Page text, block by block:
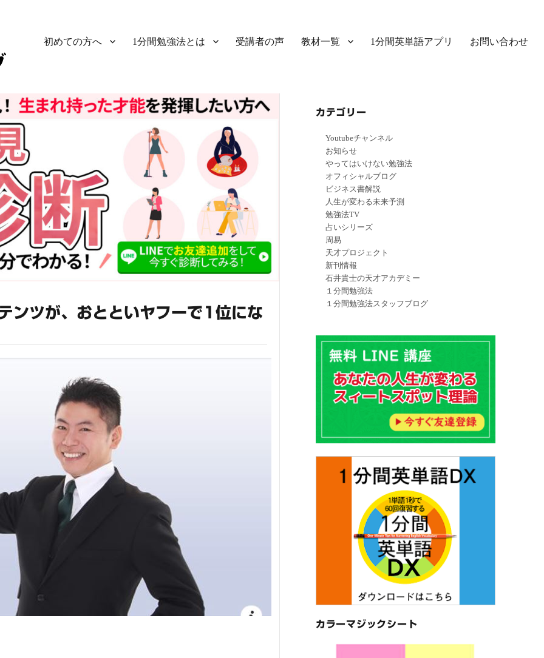
初めての方へ 1分間勉強法とは 受講者の声 教材一覧 1分間英単語アプリ お問い合わせ
ンツが、おとといヤフーで1位にな
カテゴリー
Youtubeチャンネル
お知らせ
やってはいけない勉強法
オフィシャルブログ
ビジネス書解説
人生が変わる未来予測
勉強法TV
占いシリーズ
周易
天才プロジェクト
新刊情報
石井貴士の天才アカデミー
１分間勉強法
１分間勉強法スタッフブログ
カラーマジックシート